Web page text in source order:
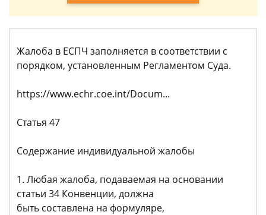
Жалоба в ЕСПЧ заполняется в соответствии с
порядком, установленным Регламентом Суда.
https://www.echr.coe.int/Docum...
Статья 47
Содержание индивидуальной жалобы
1. Любая жалоба, подаваемая на основании
статьи 34 Конвенции, должна
быть составлена на формуляре,